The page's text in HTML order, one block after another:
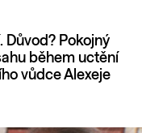
Důvod? Pokojný
během uctění
vůdce Alexeje